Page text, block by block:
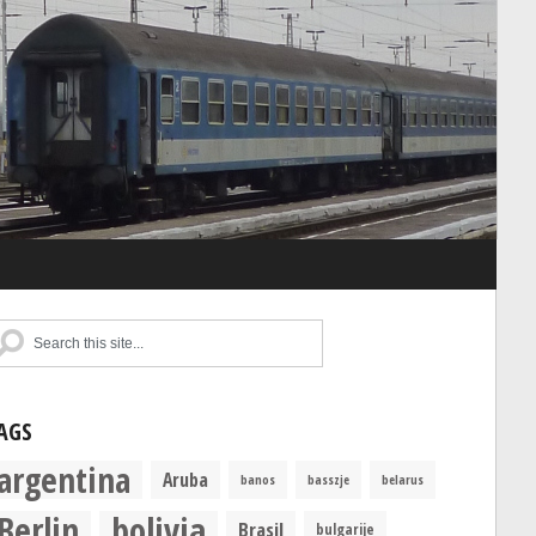
Aruba banos basszje belarus
Brasil bulgarije